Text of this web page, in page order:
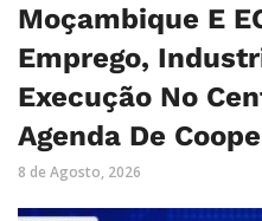
Moçambique E
Emprego,
Execução No
Agenda De
8 de Agosto, 2026